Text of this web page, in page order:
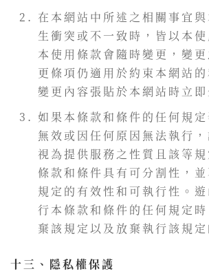
在本網站中所述之相關事宜
生衝突或不一致時，皆以本使
本使用條款會隨時變更，變
更條項仍適用於約束本網站
變更內容張貼於本網站時立即
如果本條款和條件的任何規定
無效或因任何原因無法執行
視為提供服務之性質且該等
條款和條件具有可分割性，
規定的有效性和可執行性。
行本條款和條件的任何規定
棄該規定以及放棄執行該規定
十三、隱私權保護